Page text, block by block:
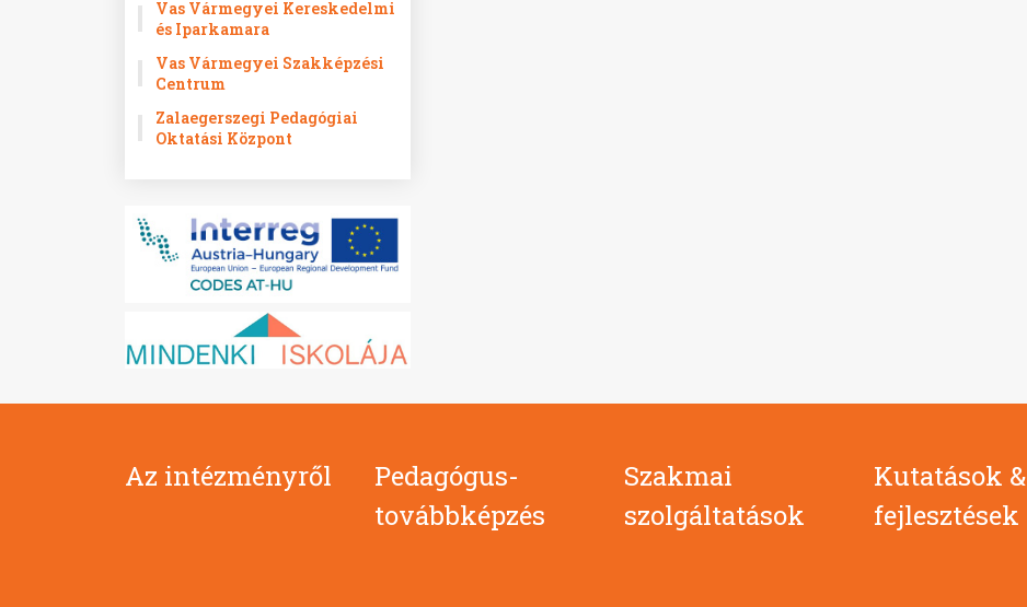
Vas Vármegyei Kereskedelmi
és Iparkamara
Vas Vármegyei Szakképzési
Centrum
Zalaegerszegi Pedagógiai
Oktatási Központ
Az intézményről
Pedagógus-
továbbképzés
Szakmai
szolgáltatások
Kutatások &
fejlesztések